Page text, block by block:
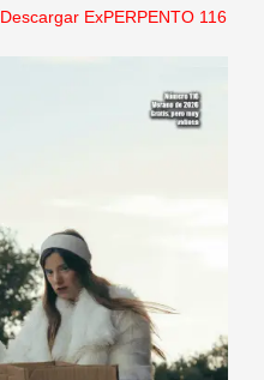
Descargar ExPERPENTO 116